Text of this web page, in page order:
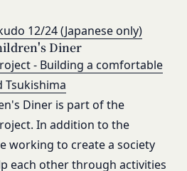
12/24 (Japanese only)
Diner
- Building a comfortable
Tsukishima
Diner is part of the
In addition to the
working to create a society
each other through activities
ます。
について
てより使いやすく、より価値
めにCookie(以下「クッキ
に類似の技術を含みます。)
ます。
イトを利用されたときにご利
端末に一時的にデータを保存さ
手続き完了後の本サービスの
員との権利義務関係を定める
イト上に本サービスに関する
掲載する場合、又は第11条
サービスに関するルール等を
は本規約の一部を構成するも
加規定又はルール等が本規約
当該個別規定、追加規定又は